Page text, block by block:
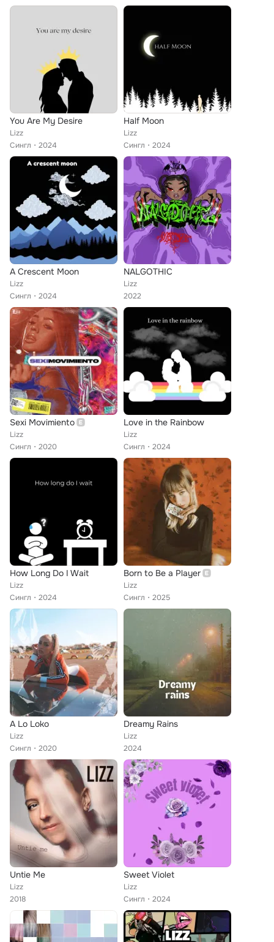
You Are My Desire
Lizz
Сингл
2024
Half Moon
Lizz
Сингл
2024
A Crescent Moon
Lizz
Сингл
2024
NALGOTHIC
Lizz
2022
Sexi Movimiento
Lizz
Сингл
2020
Love in the Rainbow
Lizz
Сингл
2024
How Long Do I Wait
Lizz
Сингл
2024
Born to Be a Player
Lizz
Сингл
2025
A Lo Loko
Lizz
Сингл
2020
Dreamy Rains
Lizz
2024
Untie Me
Lizz
2018
Sweet Violet
Lizz
Сингл
2024